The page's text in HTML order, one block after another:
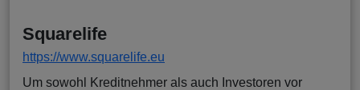
Squarelife
https://www.squarelife.eu
Um sowohl Kreditnehmer als auch Investoren vor